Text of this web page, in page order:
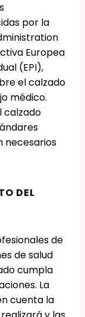
por la
Europea
(EPI),
el calzado
médico.
calzado
necesarios
DEL
de
de salud
cumpla
La
cuenta la